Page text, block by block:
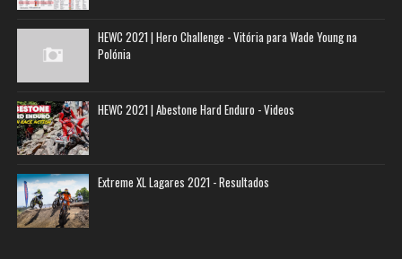
HEWC 2021 | Hero Challenge - Vitória para Wade Young na
Polónia
HEWC 2021 | Abestone Hard Enduro - Videos
Extreme XL Lagares 2021 - Resultados